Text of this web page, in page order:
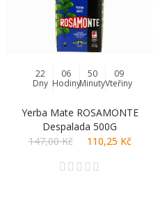
22
Dny
06
Hodiny
50
Minuty
09
Vteřiny
Yerba Mate ROSAMONTE
Despalada 500G
147,00 Kč
110,25 Kč